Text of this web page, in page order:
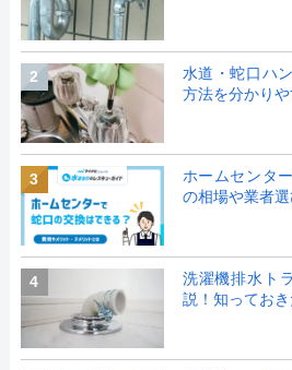
2
水道・蛇口ハ
方法を分かり
3
ホームセンタ
の相場や業者
4
洗濯機排水ト
説！知ってお